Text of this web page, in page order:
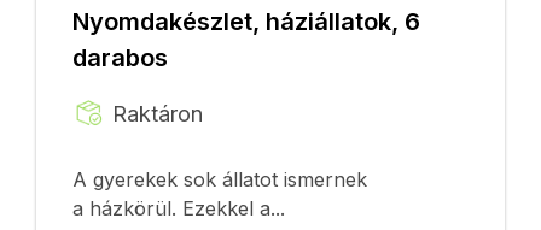
Nyomdakészlet, háziállatok, 6
darabos
Raktáron
A gyerekek sok állatot ismernek
a házkörül. Ezekkel a...